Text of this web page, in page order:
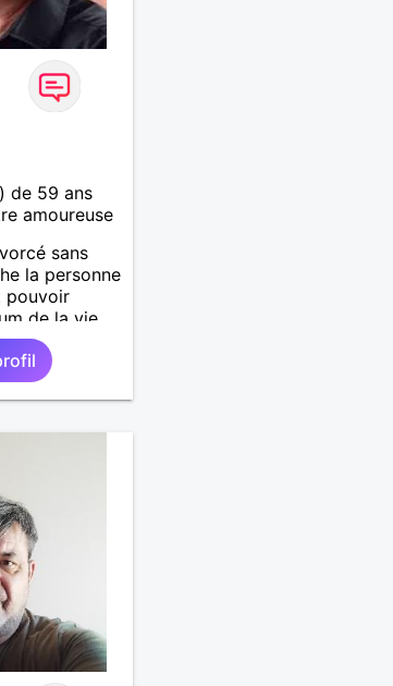
de 59 ans
amoureuse
sans
la personne
pouvoir
de la vie